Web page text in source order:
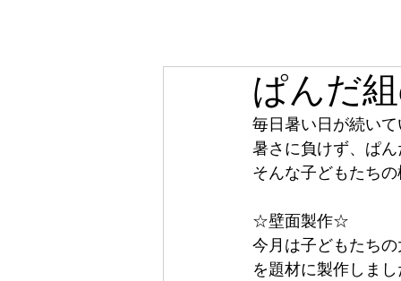
ぱんだ
毎日暑い日が続い
暑さに負けず、ぱ
そんな子どもたち
☆壁面製作☆
今月は子どもたち
を題材に製作しま